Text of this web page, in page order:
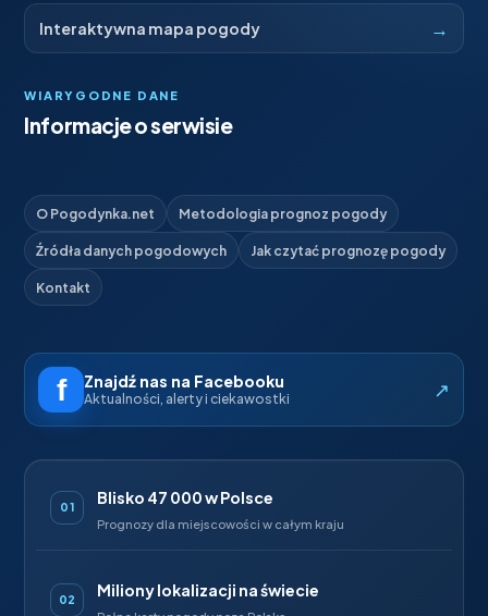
Interaktywna mapa pogody →
WIARYGODNE DANE
Informacje o serwisie
O Pogodynka.net Metodologia prognoz pogody
Źródła danych pogodowych Jak czytać prognozę pogody
Kontakt
Znajdź nas na Facebooku
Aktualności, alerty i ciekawostki ↗
01 Blisko 47 000 w Polsce
Prognozy dla miejscowości w całym kraju
02 Miliony lokalizacji na świecie